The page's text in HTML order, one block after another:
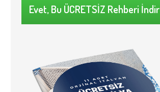
Evet, Bu ÜCRETSİZ Rehberi İndir